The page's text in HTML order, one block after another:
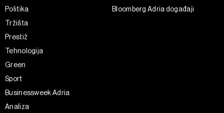
Politika
Tržišta
Prestiž
Tehnologija
Green
Sport
Businessweek Adria
Analiza
Bloomberg Adria događaji